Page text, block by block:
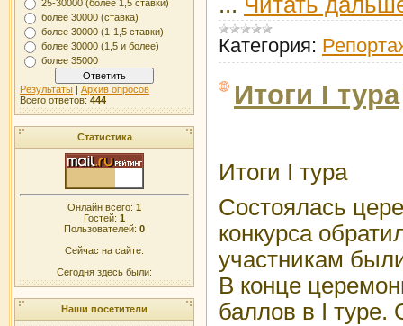
25-30000 (более 1,5 ставки)
более 30000 (ставка)
более 30000 (1-1,5 ставки)
более 30000 (1,5 и более)
более 35000
Результаты | Архив опросов
Всего ответов: 444
Статистика
Онлайн всего: 1
Гостей: 1
Пользователей: 0
Сейчас на сайте:
Сегодня здесь были:
Наши посетители
Категория:
Итоги I тура
Итоги I тура
Состоялась
конкурса
участникам
В конце
баллов в I туре.